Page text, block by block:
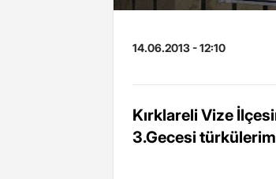
14.06.2013 - 12:10
Kırklareli Vize
3.Gecesi